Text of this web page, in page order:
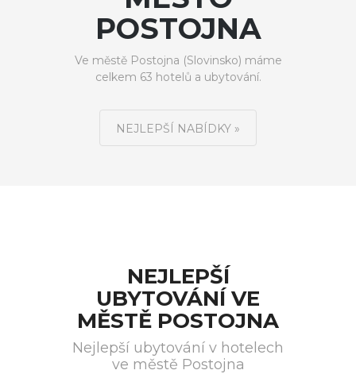
POSTOJNA
Ve městě Postojna (Slovinsko) máme
celkem 63 hotelů a ubytování.
NEJLEPŠÍ NABÍDKY »
NEJLEPŠÍ
UBYTOVÁNÍ VE
MĚSTĚ POSTOJNA
Nejlepší ubytování v hotelech
ve městě Postojna